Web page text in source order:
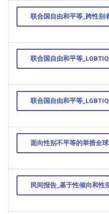
联合国自由和平等_跨性别
联合国自由和平等
联合国自由和平等
面向性别不平等的举措全
民间报告_基于性倾向和性